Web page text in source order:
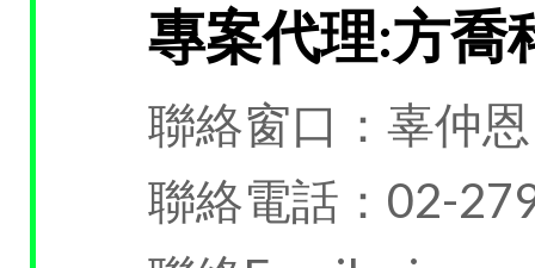
專案代理:方喬
聯絡窗口：辜仲恩
聯絡電話：02-